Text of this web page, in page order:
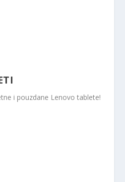
i pouzdane Lenovo tablete!